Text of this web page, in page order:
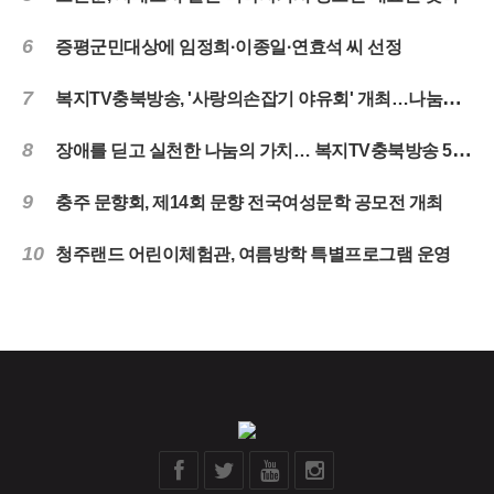
6 증평군민대상에 임정희·이종일·연효석 씨 선정
7 복지TV충북방송, '사랑의손잡기 야유회' 개최…나눔과 화합의 시간 마련
8 장애를 딛고 실천한 나눔의 가치… 복지TV충북방송 5년 떡나눔 마무리
9 충주 문향회, 제14회 문향 전국여성문학 공모전 개최
10 청주랜드 어린이체험관, 여름방학 특별프로그램 운영